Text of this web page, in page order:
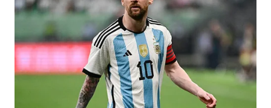
WN
SULSEL
WN
GORONTALO